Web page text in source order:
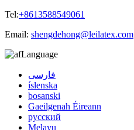
Tel:+8613588549061
Email: shengdehong@leilatex.com
Language
فارسی
íslenska
bosanski
Gaeilgenah Éireann
русский
Melayu